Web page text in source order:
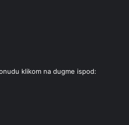
klikom na dugme ispod: